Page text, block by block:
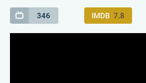
346 IMDB 7.8